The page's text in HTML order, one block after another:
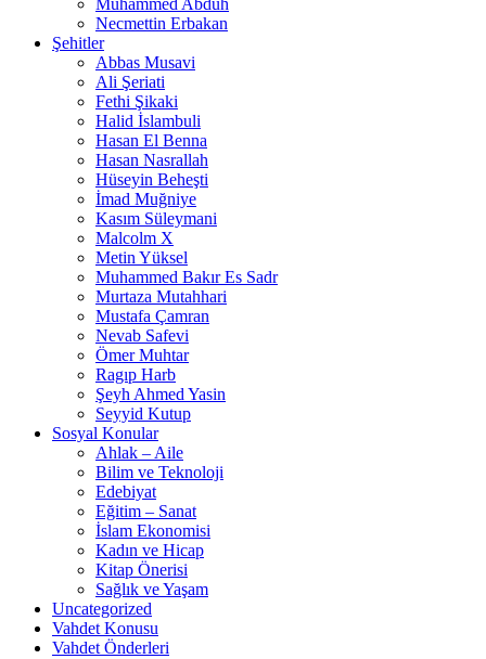
Muhammed Abduh
Necmettin Erbakan
Şehitler
Abbas Musavi
Ali Şeriati
Fethi Şikaki
Halid İslambuli
Hasan El Benna
Hasan Nasrallah
Hüseyin Beheşti
İmad Muğniye
Kasım Süleymani
Malcolm X
Metin Yüksel
Muhammed Bakır Es Sadr
Murtaza Mutahhari
Mustafa Çamran
Nevab Safevi
Ömer Muhtar
Ragıp Harb
Şeyh Ahmed Yasin
Seyyid Kutup
Sosyal Konular
Ahlak – Aile
Bilim ve Teknoloji
Edebiyat
Eğitim – Sanat
İslam Ekonomisi
Kadın ve Hicap
Kitap Önerisi
Sağlık ve Yaşam
Uncategorized
Vahdet Konusu
Vahdet Önderleri